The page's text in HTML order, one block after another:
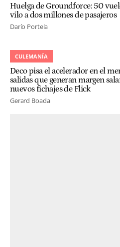
Huelga de Groundforce: 50
vilo a dos millones de pasajeros
Darío Portela
CULEMANÍA
Deco pisa el acelerador en el
salidas que generan margen
nuevos fichajes de Flick
Gerard Boada